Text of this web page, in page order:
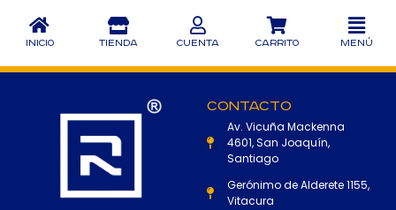
Inicio Tienda Cuenta Carrito Menú
Contacto
Av. Vicuña Mackenna
4601, San Joaquín,
Santiago
Gerónimo de Alderete 1155,
Vitacura